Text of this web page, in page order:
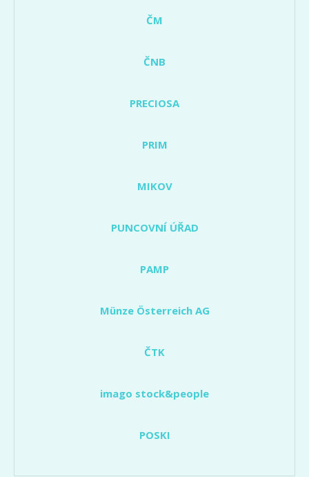
ČM
ČNB
PRECIOSA
PRIM
MIKOV
PUNCOVNÍ ÚŘAD
PAMP
Münze Österreich AG
ČTK
imago stock&people
POSKI